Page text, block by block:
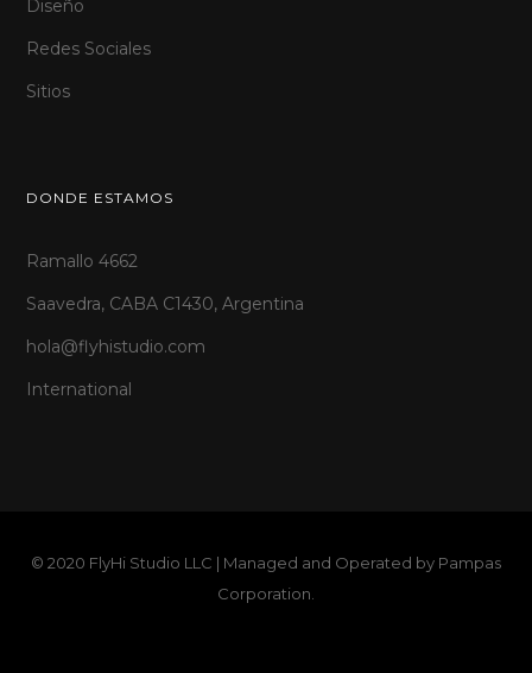
Diseño
Redes Sociales
Sitios
DONDE ESTAMOS
Ramallo 4662
Saavedra, CABA C1430, Argentina
hola@flyhistudio.com
International
© 2020 FlyHi Studio LLC | Managed and Operated by Pampas
Corporation